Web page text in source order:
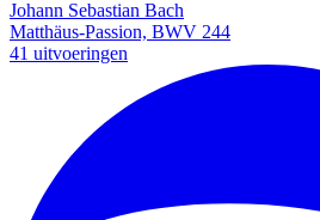
Johann Sebastian Bach
Matthäus-Passion, BWV 244
41 uitvoeringen